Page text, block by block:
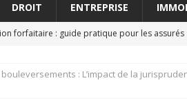
DROIT ENTREPRISE
forfaitaire : guide pratique pour les assurés
: L’impact de la